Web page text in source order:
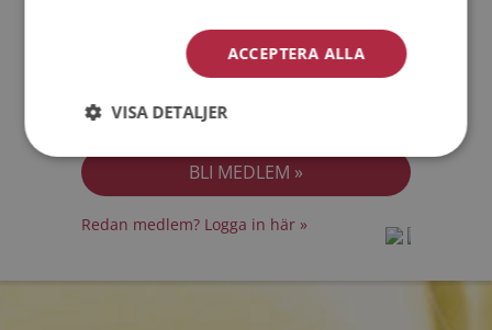
Jag accepterar Personuppgiftspolicyn
Redan medlem? Logga in här »
ACCEPTERA ALLA
VISA DETALJER